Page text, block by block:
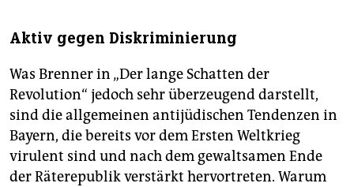
Aktiv gegen Diskriminierung
Was Brenner in „Der lange Schatten der
Revolution“ jedoch sehr überzeugend darstellt,
sind die allgemeinen antijüdischen Tendenzen in
Bayern, die bereits vor dem Ersten Weltkrieg
virulent sind und nach dem gewaltsamen Ende
der Räterepublik verstärkt hervortreten. Warum